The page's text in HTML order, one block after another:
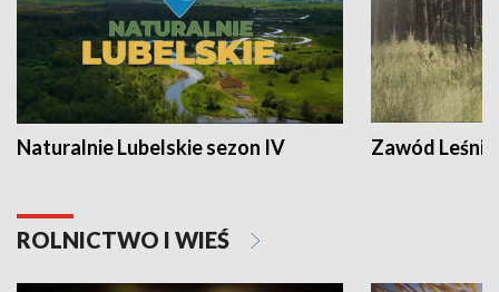
Naturalnie Lubelskie sezon IV Zawód Leśnik
ROLNICTWO I WIEŚ